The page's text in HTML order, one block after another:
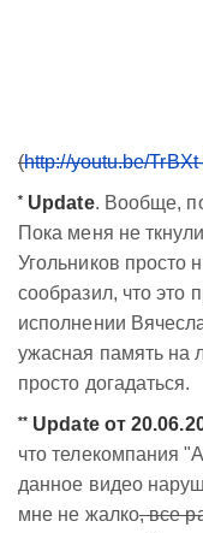
(http://youtu.be/
* Update. Вообще,
Пока меня не
Угольников просто
сообразил, что это
исполнении
ужасная память на
просто догадаться.
** Update от
что телекомпания
данное видео
мне не жалко, все